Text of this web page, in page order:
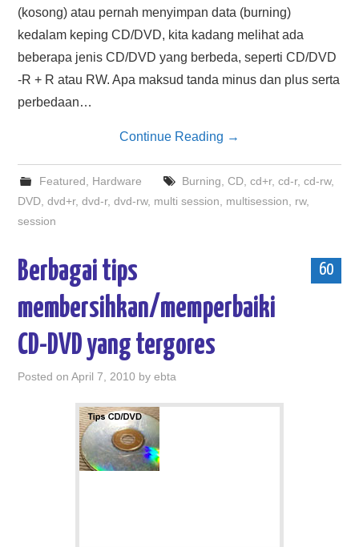
(kosong) atau pernah menyimpan data (burning)
kedalam keping CD/DVD, kita kadang melihat ada
beberapa jenis CD/DVD yang berbeda, seperti CD/DVD
-R + R atau RW. Apa maksud tanda minus dan plus serta
perbedaan…
Continue Reading →
Featured Hardware Burning CD, cd+r, cd-r, cd-rw,
DVD ,dvd+r,dvd-r,dvd-rw, multi session multisession rw,
session
60
Berbagai tips
membersihkan/memperbaiki
CD-DVD yang tergores
Posted onApril 7, 2010 byebta